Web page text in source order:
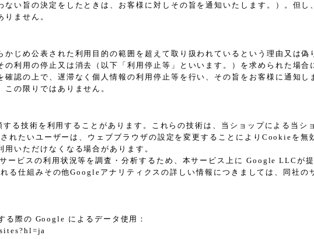
い旨の決定をしたときは、お客様に対しその旨を通知いたします。）。但し
ません。
じめ公表された利用目的の範囲を超えて取り扱われているという理由又は
利用の停止又は消去（以下「利用停止等」といいます。）を求められた場
認の上で、遅滞なく個人情報の利用停止等を行い、その旨をお客様に通知
の限りではありません。
る技術を利用することがあります。これらの技術は、当ショップによる当シ
れたいユーザーは、ウェブブラウザの設定を変更することによりCookieを
いただけなくなる場合があります。
ービスの利用状況等を調査・分析するため、本サービス上に Google LLCが
る仕組みその他Googleアナリティクスの詳しい情報につきましては、同社の
際の Google によるデータ使用：